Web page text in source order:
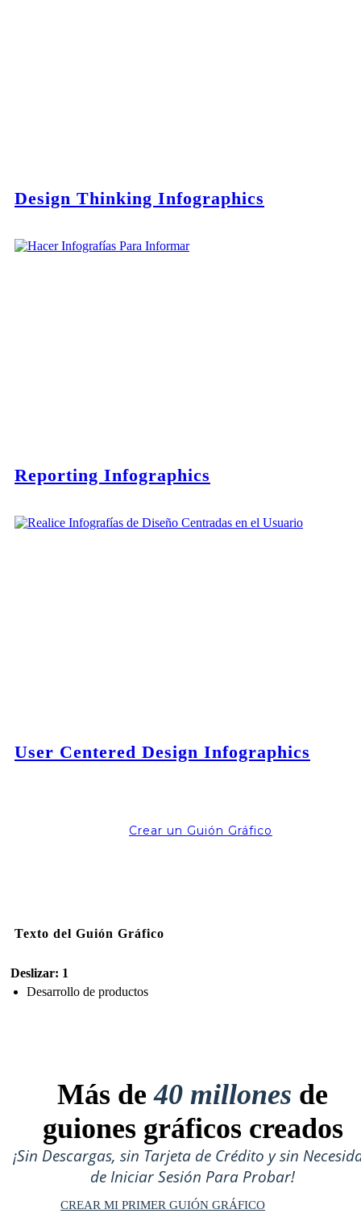
Design Thinking Infographics
Reporting Infographics
User Centered Design Infographics
Crear un Guión Gráfico
Texto del Guión Gráfico
Deslizar: 1
Desarrollo de productos
Más de40 millones de
guiones gráficos creados
¡Sin Descargas, sin Tarjeta de Crédito y sin
de Iniciar Sesión Para Probar!
CREAR MI PRIMER GUIÓN GRÁFICO